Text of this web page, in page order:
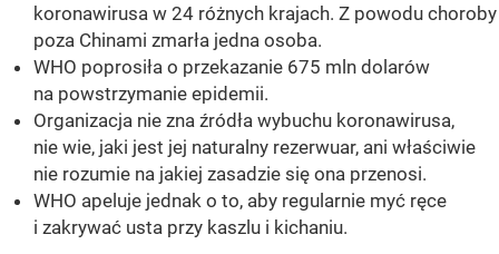
koronawirusa w 24 różnych krajach. Z powodu choroby
poza Chinami zmarła jedna osoba.
WHO poprosiła o przekazanie 675 mln dolarów
na powstrzymanie epidemii.
Organizacja nie zna źródła wybuchu koronawirusa,
nie wie, jaki jest jej naturalny rezerwuar, ani właściwie
nie rozumie na jakiej zasadzie się ona przenosi.
WHO apeluje jednak o to, aby regularnie myć ręce
i zakrywać usta przy kaszlu i kichaniu.